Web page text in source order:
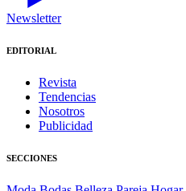
Newsletter
EDITORIAL
Revista
Tendencias
Nosotros
Publicidad
SECCIONES